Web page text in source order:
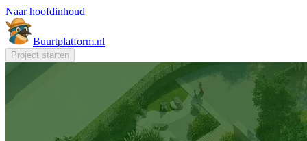
Naar hoofdinhoud
Buurtplatform.nl
Project starten